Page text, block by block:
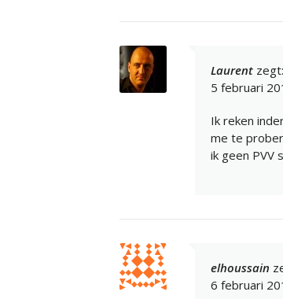
Laurent zegt:
5 februari
Ik reken
me te
ik geen PVV
elhoussain
6 februari